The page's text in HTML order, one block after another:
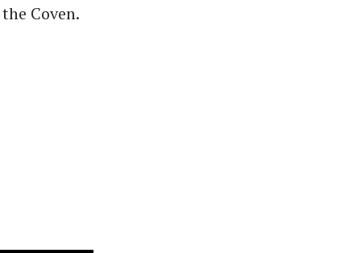
Coven.